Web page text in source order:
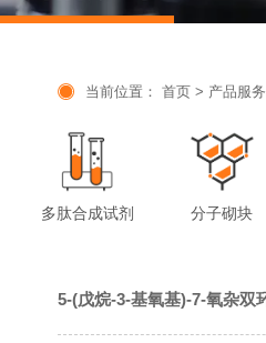
 当前位置： 首页> 产品服务
多肽合成试剂 分子砌块
5-(戊烷-3-基氧基)-7-氧杂双